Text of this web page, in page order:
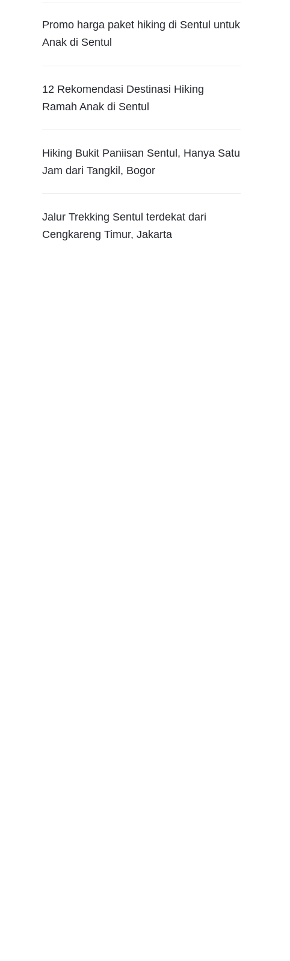
Promo harga paket hiking di Sentul untuk
Anak di Sentul
12 Rekomendasi Destinasi Hiking
Ramah Anak di Sentul
Hiking Bukit Paniisan Sentul, Hanya Satu
Jam dari Tangkil, Bogor
Jalur Trekking Sentul terdekat dari
Cengkareng Timur, Jakarta